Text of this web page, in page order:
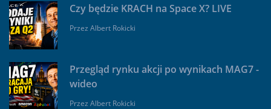
Czy będzie KRACH na Space X? LIVE
Przez Albert Rokicki
Przegląd rynku akcji po wynikach MAG7 -
wideo
Przez Albert Rokicki